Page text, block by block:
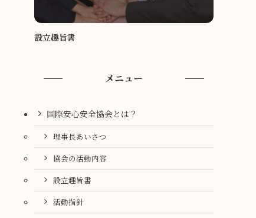
設立趣旨書
メニュー
国際安心安全協会とは？
理事長あいさつ
協会の活動内容
設立趣旨書
活動指針